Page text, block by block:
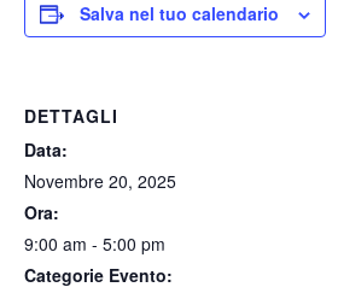
Salva nel tuo calendario
DETTAGLI
Data:
Novembre 20, 2025
Ora:
9:00 am - 5:00 pm
Categorie Evento: